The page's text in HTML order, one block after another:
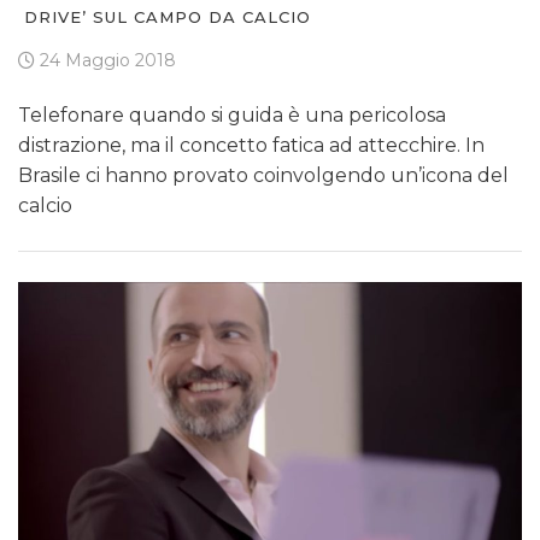
DRIVE’ SUL CAMPO DA CALCIO
24 Maggio 2018
Telefonare quando si guida è una pericolosa
distrazione, ma il concetto fatica ad attecchire. In
Brasile ci hanno provato coinvolgendo un’icona del
calcio